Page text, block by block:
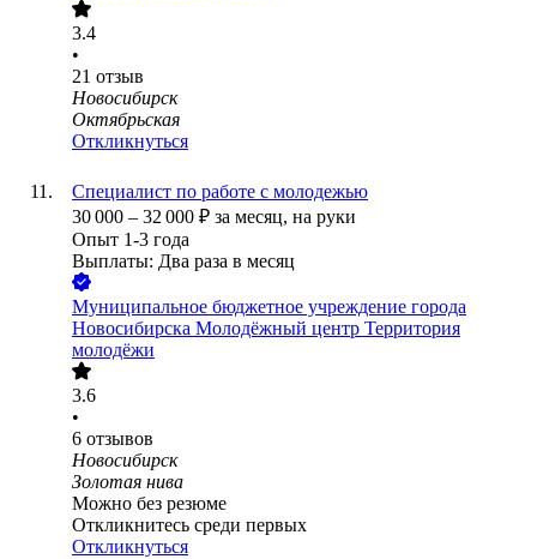
3.4
•
21 отзыв
Новосибирск
Октябрьская
Откликнуться
Специалист по работе с молодежью
30 000 – 32 000 ₽ за месяц, на руки
Опыт 1-3 года
Выплаты: Два раза в месяц
Муниципальное бюджетное учреждение города
Новосибирска Молодёжный центр Территория
молодёжи
3.6
•
6 отзывов
Новосибирск
Золотая нива
Можно без резюме
Откликнитесь среди первых
Откликнуться